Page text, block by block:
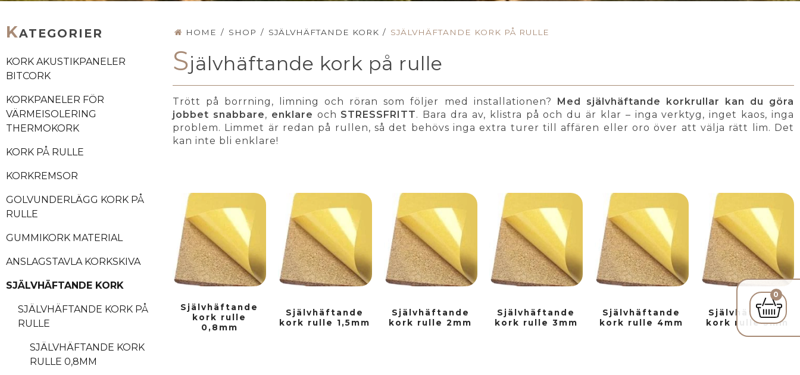
0
KATEGORIER
KORK AKUSTIKPANELER
BITCORK
KORKPANELER FÖR
VÄRMEISOLERING
THERMOKORK
KORK PÅ RULLE
KORKREMSOR
GOLVUNDERLÄGG KORK PÅ
RULLE
GUMMIKORK MATERIAL
ANSLAGSTAVLA KORKSKIVA
SJÄLVHÄFTANDE KORK
SJÄLVHÄFTANDE KORK PÅ
RULLE
SJÄLVHÄFTANDE KORK
RULLE 0,8MM
HOME / SHOP / SJÄLVHÄFTANDE KORK / SJÄLVHÄFTANDE KORK PÅ RULLE
Självhäftande kork på rulle
Trött på borrning, limning och röran som följer med installationen? Med självhäftande korkrullar
kan du göra
jobbet snabbare, enklare och STRESSFRITT. Bara dra av, klistra på och du är klar – inga verktyg, inget kaos, inga
problem. Limmet är redan på rullen, så det behövs inga extra turer till affären eller oro över att välja rätt lim. Det
kan inte bli enklare!
Självhäftande
kork rulle
0,8mm
Självhäftande
kork rulle 1,5mm
Självhäftande
kork rulle 2mm
Självhäftande
kork rulle 3mm
Självhäftande
kork rulle 4mm
Självhäftande
kork rulle 5mm